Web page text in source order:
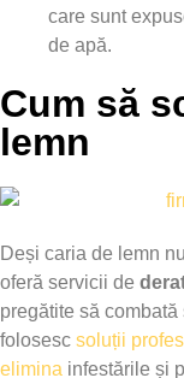
care sunt
de apă.
Cum să
lemn
Deși caria de lemn
oferă servicii de
pregătite să
folosesc soluții
elimina infestările și